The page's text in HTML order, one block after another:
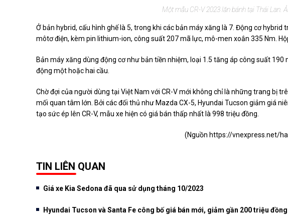
Một mẫu CR-V 2023 lăn bánh tại Thái Lan.
Ở bản hybrid, cấu hình ghế là 5, trong khi các bản máy xăng là 7. Động cơ hybrid
môtơ điện, kèm pin lithium-ion, công suất 207 mã lực, mô-men xoắn 335 Nm.
Bản máy xăng dùng động cơ như bản tiền nhiệm, loại 1.5 tăng áp công suất
động một hoặc hai cầu.
Chờ đợi của người dùng tại Việt Nam với CR-V mới không chỉ là những trang bị
mối quan tâm lớn. Bởi các đối thủ như Mazda CX-5, Hyundai Tucson giảm giá
tạo sức ép lên CR-V, mẫu xe hiện có giá bán thấp nhất là 998 triệu đồng.
(Nguồn https://vnexpress.net/
TIN LIÊN QUAN
Giá xe Kia Sedona đã qua sử dụng tháng 10/2023
Hyundai Tucson và Santa Fe công bố giá bán mới, giảm gần 200 triệu đồng